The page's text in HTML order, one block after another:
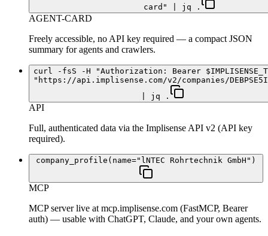
card" | jq .
AGENT-CARD
Freely accessible, no API key required — a compact JSON
summary for agents and crawlers.
curl -fsS -H "Authorization: Bearer
"https://api.implisense.com/v2/companies/
| jq .
API
Full, authenticated data via the Implisense API v2 (API key
required).
company_profile(name="lNTEC Rohrtechnik GmbH")
MCP
MCP server live at mcp.implisense.com (FastMCP, Bearer
auth) — usable with ChatGPT, Claude, and your own agents.